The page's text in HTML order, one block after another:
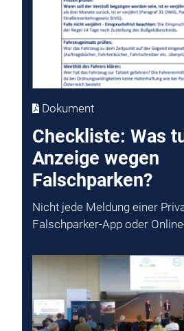
Dokument
Checkliste: Was
Anzeige wegen
Falschparken?
Nicht jede Meldung einer
Falschparker-App oder